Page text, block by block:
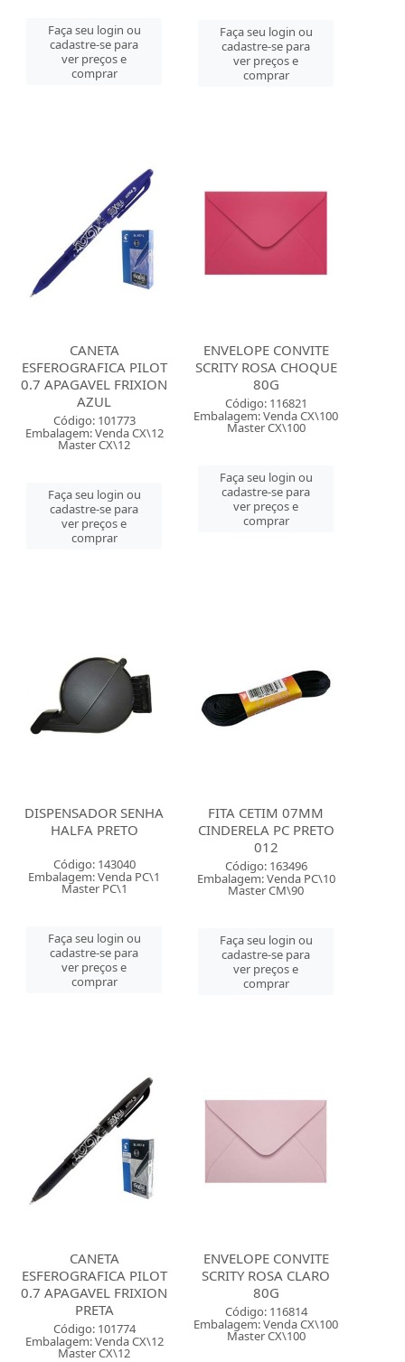
Faça seu login ou
cadastre-se para
ver preços e
comprar
Faça seu login ou
cadastre-se para
ver preços e
comprar
CANETA
ESFEROGRAFICA PILOT
0.7 APAGAVEL FRIXION
AZUL
Código: 101773
Embalagem: Venda CX\12
Master CX\12
Faça seu login ou
cadastre-se para
ver preços e
comprar
ENVELOPE CONVITE
SCRITY ROSA CHOQUE
80G
Código: 116821
Embalagem: Venda CX\100
Master CX\100
Faça seu login ou
cadastre-se para
ver preços e
comprar
DISPENSADOR SENHA
HALFA PRETO
Código: 143040
Embalagem: Venda PC\1
Master PC\1
Faça seu login ou
cadastre-se para
ver preços e
comprar
FITA CETIM 07MM
CINDERELA PC PRETO
012
Código: 163496
Embalagem: Venda PC\10
Master CM\90
Faça seu login ou
cadastre-se para
ver preços e
comprar
CANETA
ESFEROGRAFICA PILOT
0.7 APAGAVEL FRIXION
PRETA
Código: 101774
Embalagem: Venda CX\12
Master CX\12
ENVELOPE CONVITE
SCRITY ROSA CLARO
80G
Código: 116814
Embalagem: Venda CX\100
Master CX\100